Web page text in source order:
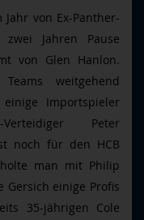
von Ex-Panther-
Jahren Pause
von Glen Hanlon.
weitgehend
Importspieler
Peter
noch für den HCB
man mit Philip
Gersich einige Profis
35-jährigen Cole